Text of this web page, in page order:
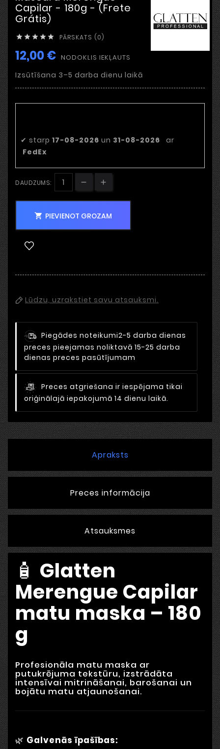
Capilar - 180g - (Frete
Grátis)
     PĀRSKATS (0)
12,00 € NODOKLIS IEKĻAUTS
Izsūtīšana 3–5 darba dienu laikā
✔ starp 17-08-2026 un 31-08-2026
ar
FedEx
DAUDZUMS:
 PIEVIENOT GROZAM
Lūdzu, uzrakstiet savu atsauksmi.
Piegādes noteikumi2-5 darba dienas
preces pieejamas noliktavā 15-25 darba
dienas preces pasūtījumam
Preces atgriešana ir iespējama tikai
oriģinālajā iepakojumā 14 dienu laikā.
Apraksts
Preces informācija
Atsauksmes
🧴 Glatten
Merengue Capilar
matu maska – 180
g
Profesionāla matu maska ar
putukrējuma tekstūru, izstrādāta
intensīvai mitrināšanai, barošanai un
bojātu matu atjaunošanai.
🌿 Galvenās īpašības: